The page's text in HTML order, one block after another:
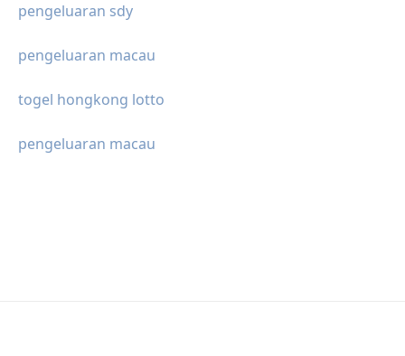
pengeluaran sdy
pengeluaran macau
togel hongkong lotto
pengeluaran macau